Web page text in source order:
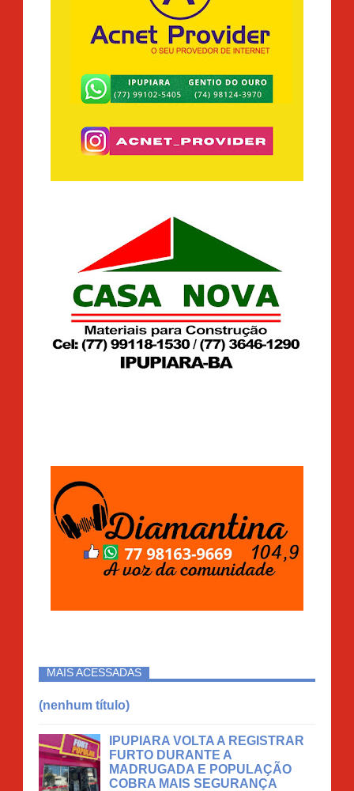
MAIS ACESSADAS
(nenhum título)
IPUPIARA VOLTA A REGISTRAR
FURTO DURANTE A
MADRUGADA E POPULAÇÃO
COBRA MAIS SEGURANÇA